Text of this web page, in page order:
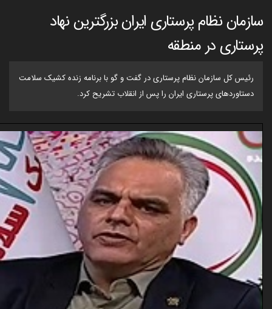
سازمان نظام پرستاری ایران بزرگترین نهاد
پرستاری در منطقه
رئیس کل سازمان نظام پرستاری در گفت و گو با برنامه زنده کشیک سلامت
دستاوردهای پرستاری ایران را پس از انقلاب تشریح کرد.